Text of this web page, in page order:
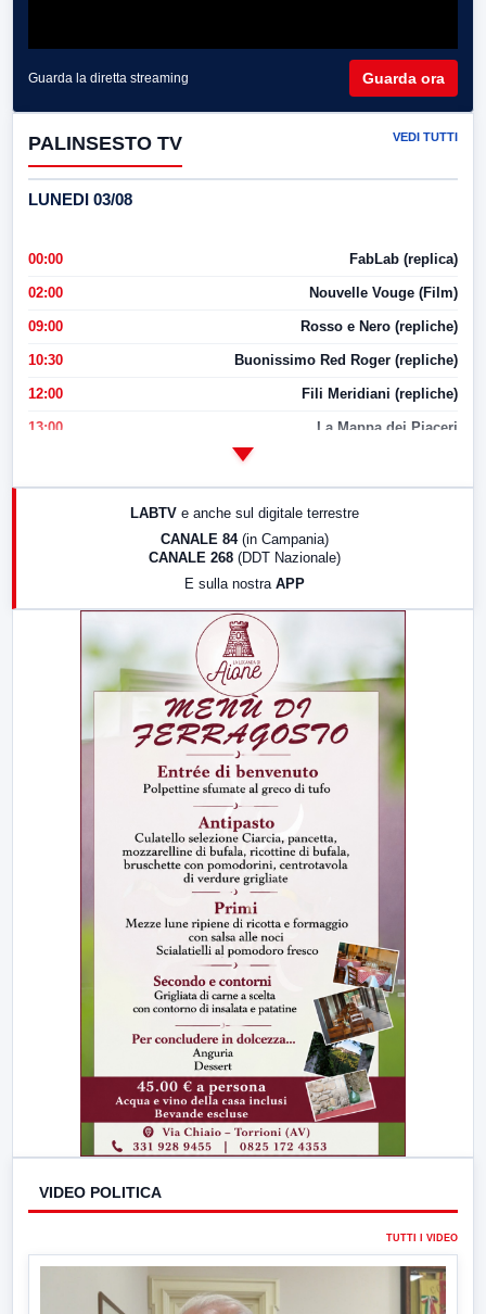
Guarda la diretta streaming Guarda ora
PALINSESTO TV VEDI TUTTI
LUNEDI 03/08
00:00 FabLab (replica)
02:00 Nouvelle Vouge (Film)
09:00 Rosso e Nero (repliche)
10:30 Buonissimo Red Roger (repliche)
12:00 Fili Meridiani (repliche)
13:00 La Mappa dei Piaceri
17:00 LabNews (replica)
LABTV e anche sul digitale terrestre
CANALE 84 (in Campania)
CANALE 268 (DDT Nazionale)
E sulla nostra APP
VIDEO POLITICA
TUTTI I VIDEO